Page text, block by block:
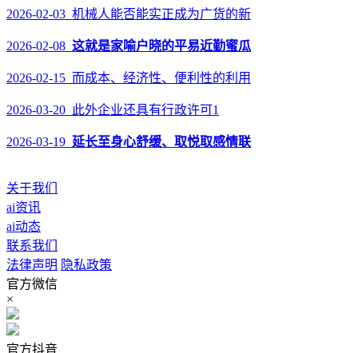
2026-02-03 机械人能否能实正成为广货的新
2026-02-08 这就是家喻户晓的平易近勤蜜瓜
2026-02-15 而成本、经济性、便利性的利用
2026-03-20 此外企业还具有行政许可1
2026-03-19 延长至身心舒缓、取悦取感情联
关于我们
ai资讯
ai动态
联系我们
法律声明 隐私政策
官方微信
×
官方抖音